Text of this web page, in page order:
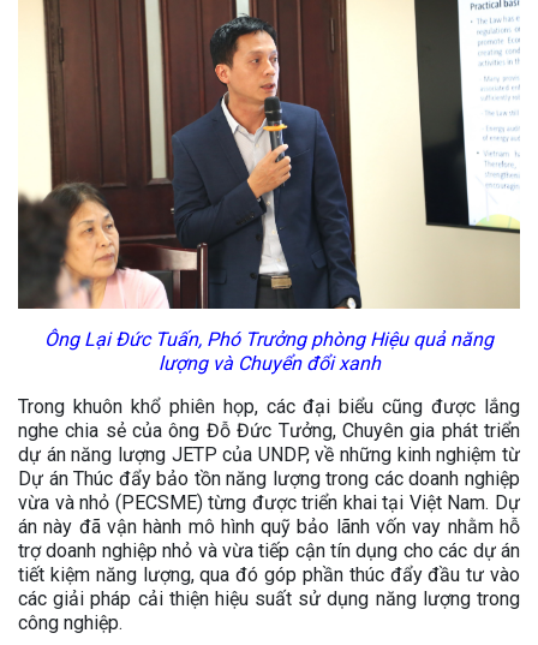
Ông Lại Đức Tuấn, Phó Trưởng phòng Hiệu quả năng
lượng và Chuyển đổi xanh
Trong khuôn khổ phiên họp, các đại biểu cũng được lắng
nghe chia sẻ của ông Đỗ Đức Tưởng, Chuyên gia phát triển
dự án năng lượng JETP của UNDP, về những kinh nghiệm từ
Dự án Thúc đẩy bảo tồn năng lượng trong các doanh nghiệp
vừa và nhỏ (PECSME) từng được triển khai tại Việt Nam. Dự
án này đã vận hành mô hình quỹ bảo lãnh vốn vay nhằm hỗ
trợ doanh nghiệp nhỏ và vừa tiếp cận tín dụng cho các dự án
tiết kiệm năng lượng, qua đó góp phần thúc đẩy đầu tư vào
các giải pháp cải thiện hiệu suất sử dụng năng lượng trong
công nghiệp.